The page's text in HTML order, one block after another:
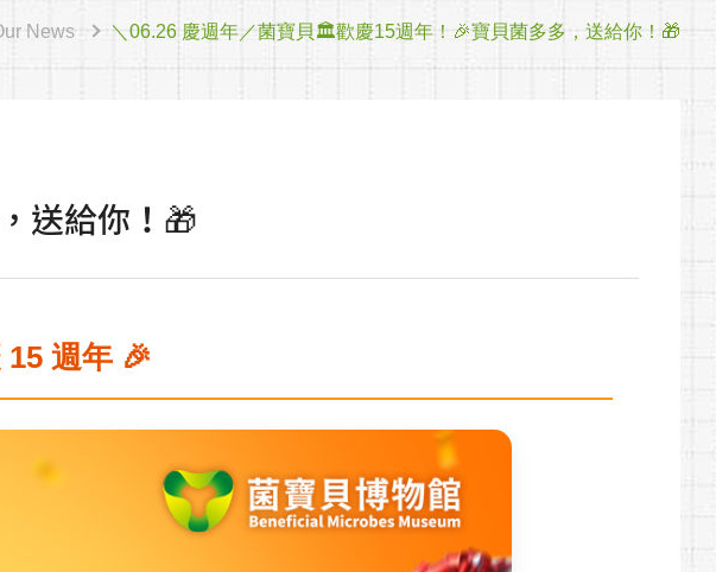
News ＼06.26 慶週年／菌寶貝🏛️歡慶15週年！🎉寶貝菌多多，送給你！🎁
送給你！🎁
週年 🎉